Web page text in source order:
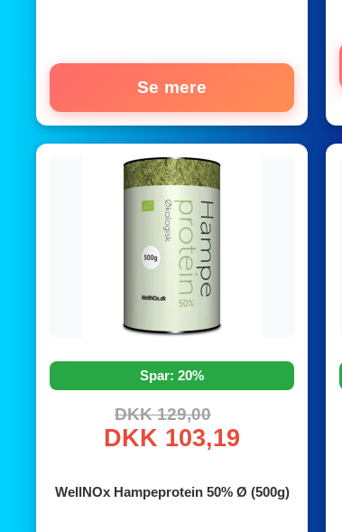
Se mere
Spar: 20%
DKK 129,00
DKK 103,19
WellNOx Hampeprotein 50% Ø (500g)